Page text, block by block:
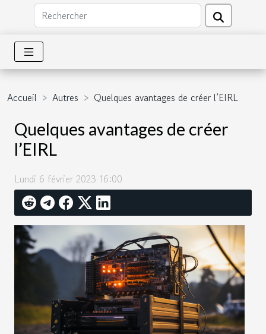
Accueil Autres Quelques avantages de créer l’EIRL
Quelques avantages de créer
l’EIRL
Lundi 6 février 2023 16:00